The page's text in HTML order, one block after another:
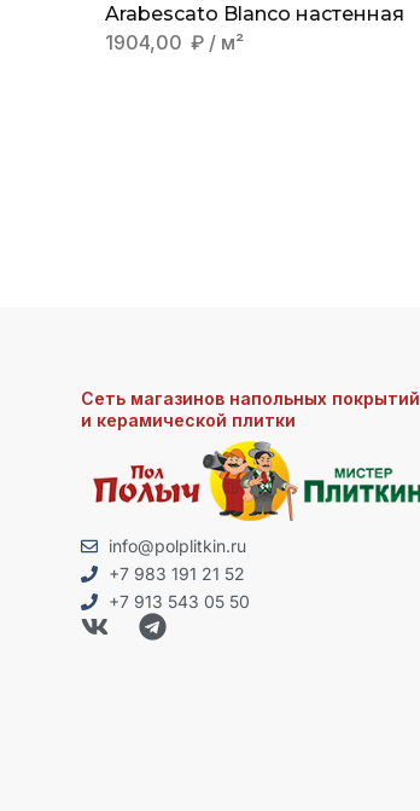
Arabescato Blanco настенная
1904,00 ₽ / м²
Сеть магазинов напольных покрытий
и керамической плитки
info@polplitkin.ru
+7 983 191 21 52
+7 913 543 05 50